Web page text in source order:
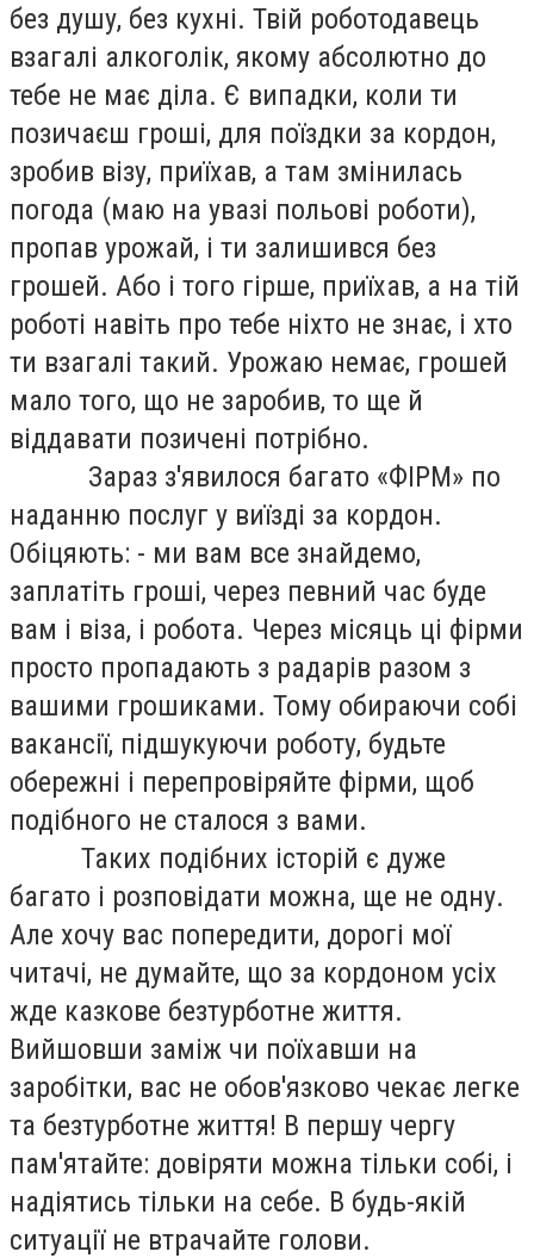
без душу, без кухні. Твій роботодавець
взагалі алкоголік, якому абсолютно до
тебе не має діла. Є випадки, коли ти
позичаєш гроші, для поїздки за кордон,
зробив візу, приїхав, а там змінилась
погода (маю на увазі польові роботи),
пропав урожай, і ти залишився без
грошей. Або і того гірше, приїхав, а на тій
роботі навіть про тебе ніхто не знає, і хто
ти взагалі такий. Урожаю немає, грошей
мало того, що не заробив, то ще й
віддавати позичені потрібно.
Зараз з'явилося багато «ФІРМ» по
наданню послуг у виїзді за кордон.
Обіцяють: - ми вам все знайдемо,
заплатіть гроші, через певний час буде
вам і віза, і робота. Через місяць ці фірми
просто пропадають з радарів разом з
вашими грошиками. Тому обираючи собі
вакансії, підшукуючи роботу, будьте
обережні і перепровіряйте фірми, щоб
подібного не сталося з вами.
Таких подібних історій є дуже
багато і розповідати можна, ще не одну.
Але хочу вас попередити, дорогі мої
читачі, не думайте, що за кордоном усіх
жде казкове безтурботне життя.
Вийшовши заміж чи поїхавши на
заробітки, вас не обов'язково чекає легке
та безтурботне життя! В першу чергу
пам'ятайте: довіряти можна тільки собі, і
надіятись тільки на себе. В будь-якій
ситуації не втрачайте голови.